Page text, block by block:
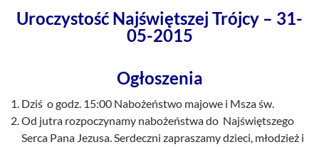
Uroczystość Najświętszej Trójcy – 31-
05-2015
Ogłoszenia
Dziś o godz. 15:00 Nabożeństwo majowe i Msza św.
Od jutra rozpoczynamy nabożeństwa do Najświętszego
Serca Pana Jezusa. Serdeczni zapraszamy dzieci, młodzież i